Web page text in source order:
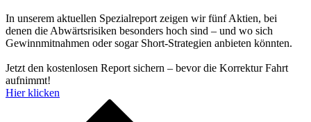
In unserem aktuellen Spezialreport zeigen wir fünf Aktien, bei
denen die Abwärtsrisiken besonders hoch sind – und wo sich
Gewinnmitnahmen oder sogar Short-Strategien anbieten könnten.
Jetzt den kostenlosen Report sichern – bevor die Korrektur Fahrt
aufnimmt!
Hier klicken